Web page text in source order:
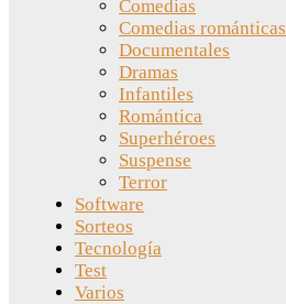
Comedias
Comedias románticas
Documentales
Dramas
Infantiles
Romántica
Superhéroes
Suspense
Terror
Software
Sorteos
Tecnología
Test
Varios